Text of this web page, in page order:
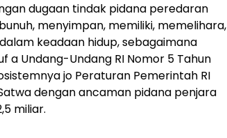
dugaan tindak pidana peredaran
menyimpan, memiliki, memelihara,
keadaan hidup, sebagaimana
a Undang-Undang RI Nomor 5 Tahun
jo Peraturan Pemerintah RI
dengan ancaman pidana penjara
miliar.